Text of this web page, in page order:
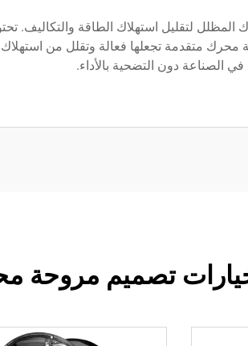
لتقليل استهلاك الطاقة والتكاليف.
محرك متقدمة تجعلها فعالة وتقلل من استهلاك
في الصناعة دون التضحية بالأداء.
تصميم مروحة